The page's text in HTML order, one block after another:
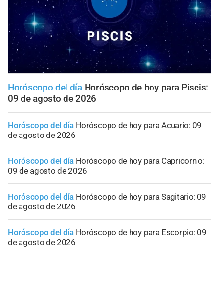
Horóscopo del día Horóscopo de hoy para Piscis:
09 de agosto de 2026
Horóscopo del día Horóscopo de hoy para Acuario: 09
de agosto de 2026
Horóscopo del día Horóscopo de hoy para Capricornio:
09 de agosto de 2026
Horóscopo del día Horóscopo de hoy para Sagitario: 09
de agosto de 2026
Horóscopo del día Horóscopo de hoy para Escorpio: 09
de agosto de 2026